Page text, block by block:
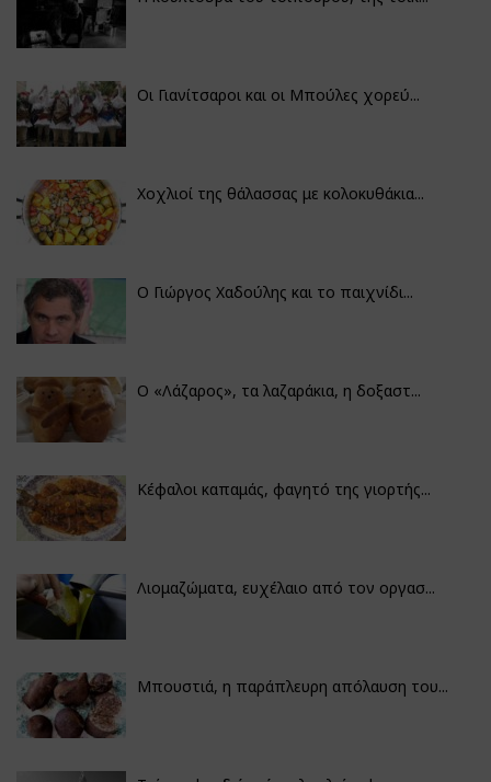
Οι Γιανίτσαροι και οι Μπούλες χορεύ...
Χοχλιοί της θάλασσας με κολοκυθάκια...
Ο Γιώργος Χαδούλης και το παιχνίδι...
Ο «Λάζαρος», τα λαζαράκια, η δοξαστ...
Κέφαλοι καπαμάς, φαγητό της γιορτής...
Λιομαζώματα, ευχέλαιο από τον οργασ...
Μπουστιά, η παράπλευρη απόλαυση του...